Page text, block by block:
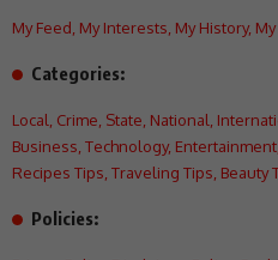
My Feed My Interests My History,
Categories:
Local Crime State National
Business Technology, Entertainment
Recipes Tips Traveling Tips Beauty
Policies: